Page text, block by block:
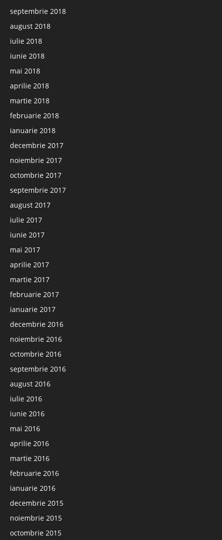
septembrie 2018
august 2018
iulie 2018
iunie 2018
mai 2018
aprilie 2018
martie 2018
februarie 2018
ianuarie 2018
decembrie 2017
noiembrie 2017
octombrie 2017
septembrie 2017
august 2017
iulie 2017
iunie 2017
mai 2017
aprilie 2017
martie 2017
februarie 2017
ianuarie 2017
decembrie 2016
noiembrie 2016
octombrie 2016
septembrie 2016
august 2016
iulie 2016
iunie 2016
mai 2016
aprilie 2016
martie 2016
februarie 2016
ianuarie 2016
decembrie 2015
noiembrie 2015
octombrie 2015